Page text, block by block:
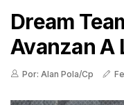
Dream
Avanzan A
Por: Alan Pola/Cp